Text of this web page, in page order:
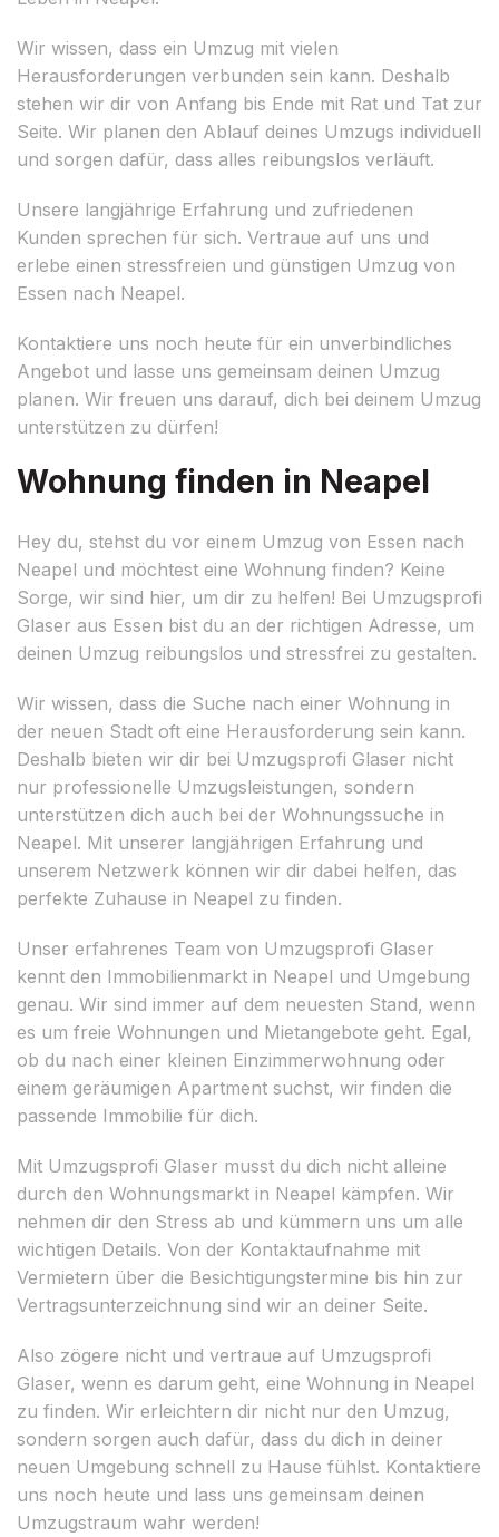
Wir wissen, dass ein Umzug mit vielen
Herausforderungen verbunden sein kann. Deshalb
stehen wir dir von Anfang bis Ende mit Rat und Tat zur
Seite. Wir planen den Ablauf deines Umzugs individuell
und sorgen dafür, dass alles reibungslos verläuft.
Unsere langjährige Erfahrung und zufriedenen
Kunden sprechen für sich. Vertraue auf uns und
erlebe einen stressfreien und günstigen Umzug von
Essen nach Neapel.
Kontaktiere uns noch heute für ein unverbindliches
Angebot und lasse uns gemeinsam deinen Umzug
planen. Wir freuen uns darauf, dich bei deinem Umzug
unterstützen zu dürfen!
Wohnung finden in Neapel
Hey du, stehst du vor einem Umzug von Essen nach
Neapel und möchtest eine Wohnung finden? Keine
Sorge, wir sind hier, um dir zu helfen! Bei Umzugsprofi
Glaser aus Essen bist du an der richtigen Adresse, um
deinen Umzug reibungslos und stressfrei zu gestalten.
Wir wissen, dass die Suche nach einer Wohnung in
der neuen Stadt oft eine Herausforderung sein kann.
Deshalb bieten wir dir bei Umzugsprofi Glaser nicht
nur professionelle Umzugsleistungen, sondern
unterstützen dich auch bei der Wohnungssuche in
Neapel. Mit unserer langjährigen Erfahrung und
unserem Netzwerk können wir dir dabei helfen, das
perfekte Zuhause in Neapel zu finden.
Unser erfahrenes Team von Umzugsprofi Glaser
kennt den Immobilienmarkt in Neapel und Umgebung
genau. Wir sind immer auf dem neuesten Stand, wenn
es um freie Wohnungen und Mietangebote geht. Egal,
ob du nach einer kleinen Einzimmerwohnung oder
einem geräumigen Apartment suchst, wir finden die
passende Immobilie für dich.
Mit Umzugsprofi Glaser musst du dich nicht alleine
durch den Wohnungsmarkt in Neapel kämpfen. Wir
nehmen dir den Stress ab und kümmern uns um alle
wichtigen Details. Von der Kontaktaufnahme mit
Vermietern über die Besichtigungstermine bis hin zur
Vertragsunterzeichnung sind wir an deiner Seite.
Also zögere nicht und vertraue auf Umzugsprofi
Glaser, wenn es darum geht, eine Wohnung in Neapel
zu finden. Wir erleichtern dir nicht nur den Umzug,
sondern sorgen auch dafür, dass du dich in deiner
neuen Umgebung schnell zu Hause fühlst. Kontaktiere
uns noch heute und lass uns gemeinsam deinen
Umzugstraum wahr werden!